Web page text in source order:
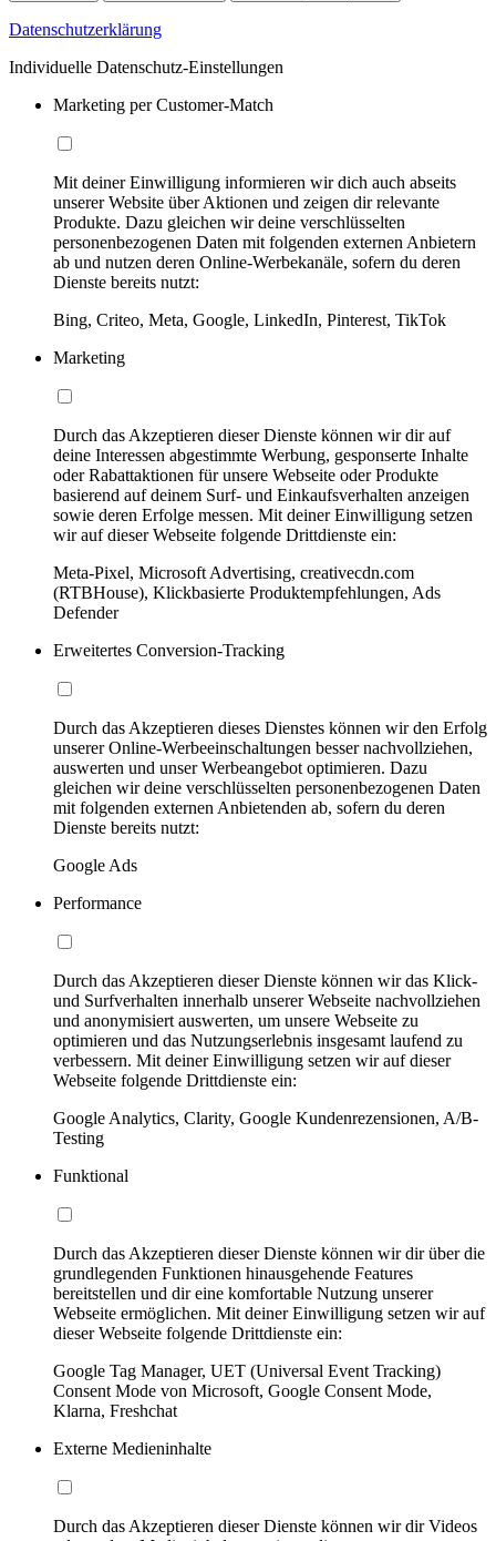
Datenschutzerklärung
Individuelle Datenschutz-Einstellungen
Marketing per Customer-Match
Mit deiner Einwilligung informieren wir dich auch abseits
unserer Website über Aktionen und zeigen dir relevante
Produkte. Dazu gleichen wir deine verschlüsselten
personenbezogenen Daten mit folgenden externen Anbietern
ab und nutzen deren Online-Werbekanäle, sofern du deren
Dienste bereits nutzt:
Bing, Criteo, Meta, Google, LinkedIn, Pinterest, TikTok
Marketing
Durch das Akzeptieren dieser Dienste können wir dir auf
deine Interessen abgestimmte Werbung, gesponserte Inhalte
oder Rabattaktionen für unsere Webseite oder Produkte
basierend auf deinem Surf- und Einkaufsverhalten anzeigen
sowie deren Erfolge messen. Mit deiner Einwilligung setzen
wir auf dieser Webseite folgende Drittdienste ein:
Meta-Pixel, Microsoft Advertising, creativecdn.com
(RTBHouse), Klickbasierte Produktempfehlungen, Ads
Defender
Erweitertes Conversion-Tracking
Durch das Akzeptieren dieses Dienstes können wir den Erfolg
unserer Online-Werbeeinschaltungen besser nachvollziehen,
auswerten und unser Werbeangebot optimieren. Dazu
gleichen wir deine verschlüsselten personenbezogenen Daten
mit folgenden externen Anbietenden ab, sofern du deren
Dienste bereits nutzt:
Google Ads
Performance
Durch das Akzeptieren dieser Dienste können wir das Klick-
und Surfverhalten innerhalb unserer Webseite nachvollziehen
und anonymisiert auswerten, um unsere Webseite zu
optimieren und das Nutzungserlebnis insgesamt laufend zu
verbessern. Mit deiner Einwilligung setzen wir auf dieser
Webseite folgende Drittdienste ein:
Google Analytics, Clarity, Google Kundenrezensionen, A/B-
Testing
Funktional
Durch das Akzeptieren dieser Dienste können wir dir über die
grundlegenden Funktionen hinausgehende Features
bereitstellen und dir eine komfortable Nutzung unserer
Webseite ermöglichen. Mit deiner Einwilligung setzen wir auf
dieser Webseite folgende Drittdienste ein:
Google Tag Manager, UET (Universal Event Tracking)
Consent Mode von Microsoft, Google Consent Mode,
Klarna, Freshchat
Externe Medieninhalte
Durch das Akzeptieren dieser Dienste können wir dir Videos